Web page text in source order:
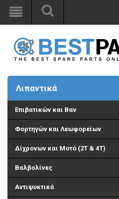
Λιπαντικά
Επιβατικών και Βαν
Φορτηγών και Λεωφορείων
Δίχρονων και Μοτό (2Τ & 4Τ)
Βαλβολίνες
Αντιψυκτικά